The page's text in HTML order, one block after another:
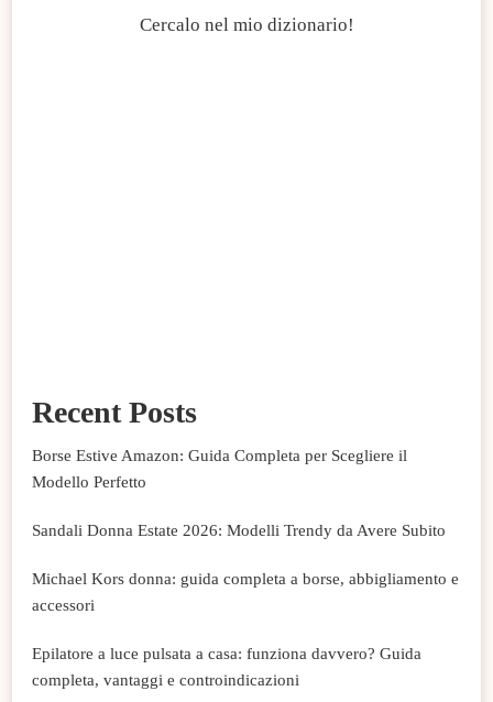
Cercalo nel mio dizionario!
Recent Posts
Borse Estive Amazon: Guida Completa per Scegliere il
Modello Perfetto
Sandali Donna Estate 2026: Modelli Trendy da Avere Subito
Michael Kors donna: guida completa a borse, abbigliamento e
accessori
Epilatore a luce pulsata a casa: funziona davvero? Guida
completa, vantaggi e controindicazioni